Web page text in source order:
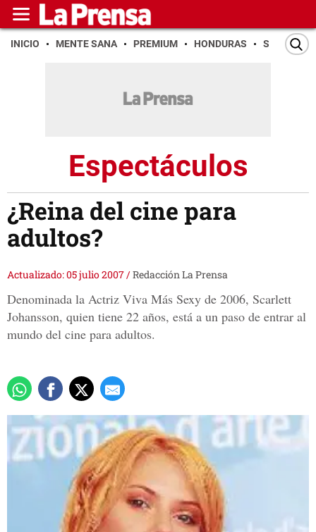
INICIO MENTE SANA PREMIUM HONDURAS SAN PEDRO
Espectáculos
¿Reina del cine para
adultos?
Actualizado: 05 julio 2007/Redacción La Prensa
Denominada la Actriz Viva Más Sexy de 2006, Scarlett
Johansson, quien tiene 22 años, está a un paso de entrar al
mundo del cine para adultos.